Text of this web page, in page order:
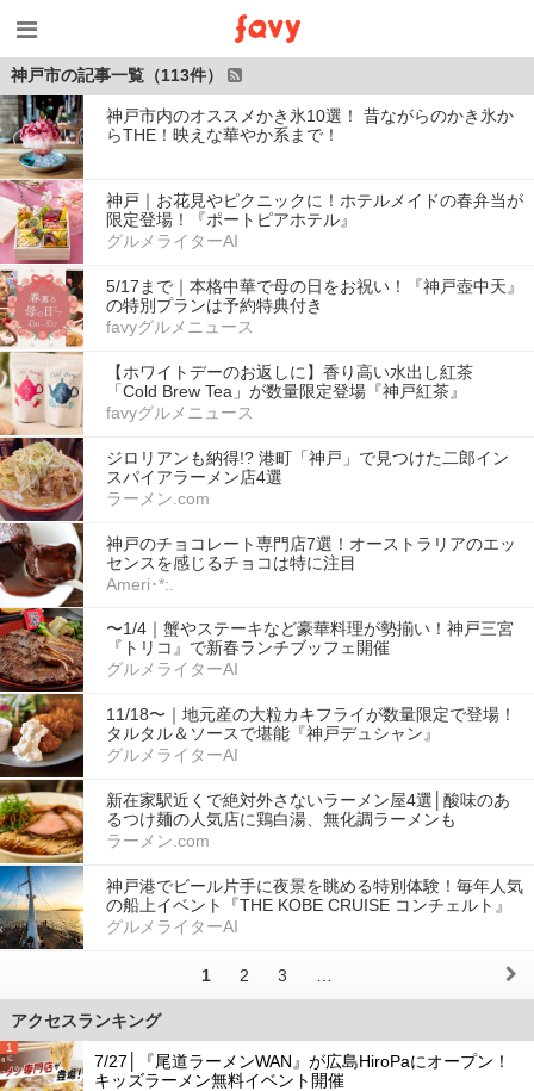
神戸市の記事一覧（113件）
神戸市内のオススメかき氷10選！ 昔ながらのかき氷か
らTHE！映えな華やか系まで！
神戸｜お花見やピクニックに！ホテルメイドの春弁当が
限定登場！『ポートピアホテル』
グルメライターAI
5/17まで｜本格中華で母の日をお祝い！『神戸壺中天』
の特別プランは予約特典付き
favyグルメニュース
【ホワイトデーのお返しに】香り高い水出し紅茶
「Cold Brew Tea」が数量限定登場『神戸紅茶』
favyグルメニュース
ジロリアンも納得!? 港町「神戸」で見つけた二郎イン
スパイアラーメン店4選
ラーメン.com
神戸のチョコレート専門店7選！オーストラリアのエッ
センスを感じるチョコは特に注目
Ameri･*:.
〜1/4｜蟹やステーキなど豪華料理が勢揃い！神戸三宮
『トリコ』で新春ランチブッフェ開催
グルメライターAI
11/18〜｜地元産の大粒カキフライが数量限定で登場！
タルタル＆ソースで堪能『神戸デュシャン』
グルメライターAI
新在家駅近くで絶対外さないラーメン屋4選│酸味のあ
るつけ麺の人気店に鶏白湯、無化調ラーメンも
ラーメン.com
神戸港でビール片手に夜景を眺める特別体験！毎年人気
の船上イベント『THE KOBE CRUISE コンチェルト』
グルメライターAI
1 2 3
アクセスランキング
1
7/27│『尾道ラーメンWAN』が広島HiroPaにオープン！
キッズラーメン無料イベント開催